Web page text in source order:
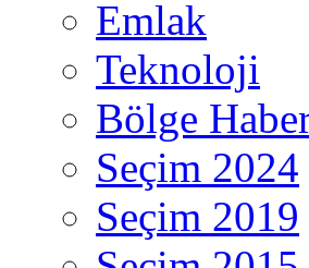
Emlak
Teknoloji
Bölge
Seçim 2024
Seçim 2019